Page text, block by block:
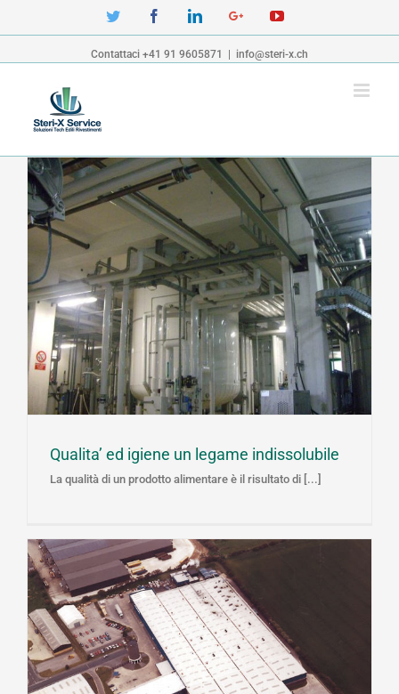
Twitter FacebookLinkedinGoogle+YouTube
Contattaci +41 91 9605871 info@steri-x.ch
Qualita’ ed igiene un legame indissolubile
La qualità di un prodotto alimentare è il risultato di [...]